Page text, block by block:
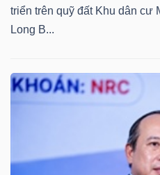
triển trên quỹ đất Khu dân
Long B...
(-)
cáo
phân